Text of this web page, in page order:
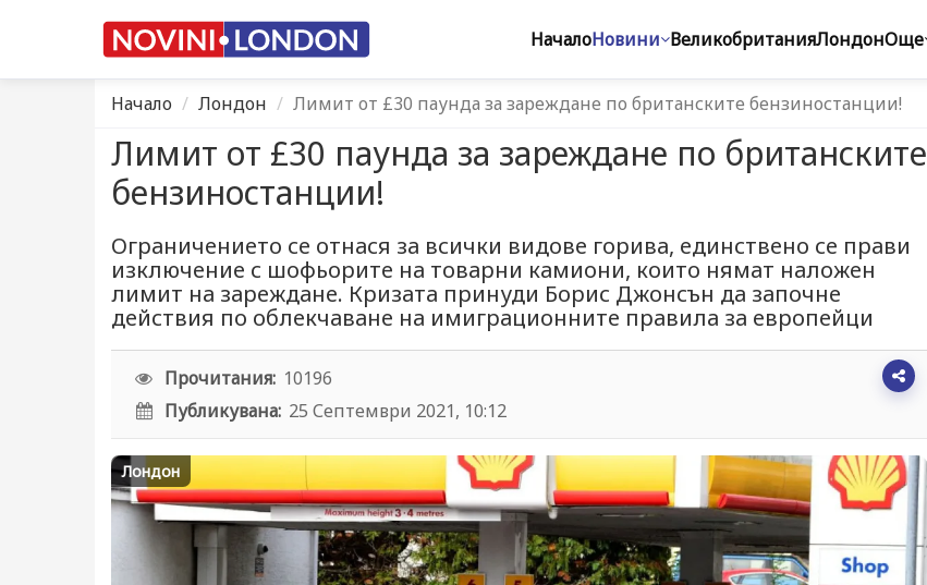
НачалоНовини ВеликобританияЛондонОще
Начало Лондон Лимит от £30 паунда за зареждане по британските бензиностанции!
Лимит от £30 паунда за зареждане по британските
бензиностанции!
Ограничението се отнася за всички видове горива, единствено се прави
изключение с шофьорите на товарни камиони, които нямат наложен
лимит на зареждане. Кризата принуди Борис Джонсън да започне
действия по облекчаване на имиграционните правила за европейци
Прочитания: 10196
Публикувана: 25 Септември 2021, 10:12
Лондон